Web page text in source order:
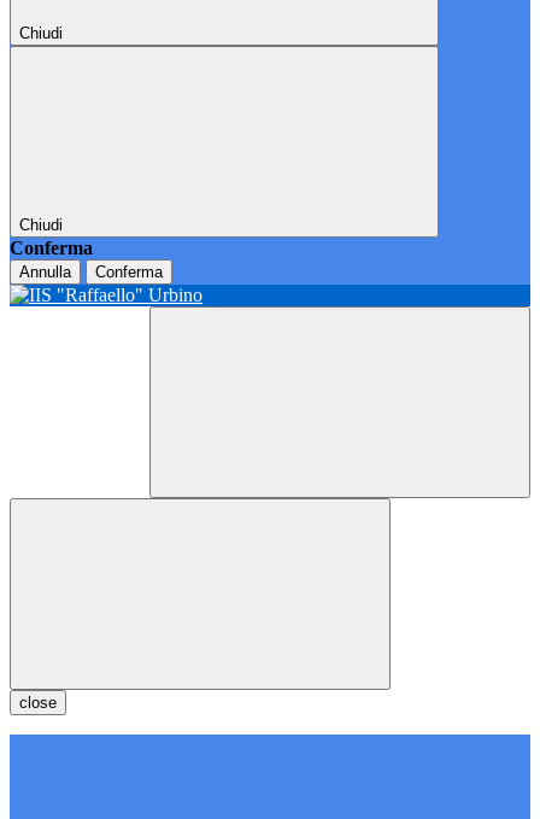
Chiudi
Chiudi
Conferma
Annulla Conferma
close